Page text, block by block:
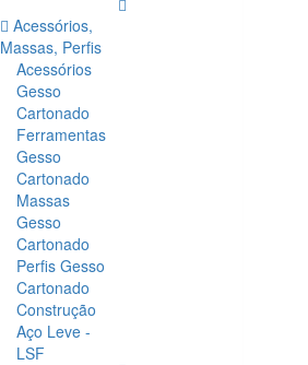
Acessórios,
Massas, Perfis
Acessórios
Gesso
Cartonado
Ferramentas
Gesso
Cartonado
Massas
Gesso
Cartonado
Perfis Gesso
Cartonado
Construção
Aço Leve -
LSF